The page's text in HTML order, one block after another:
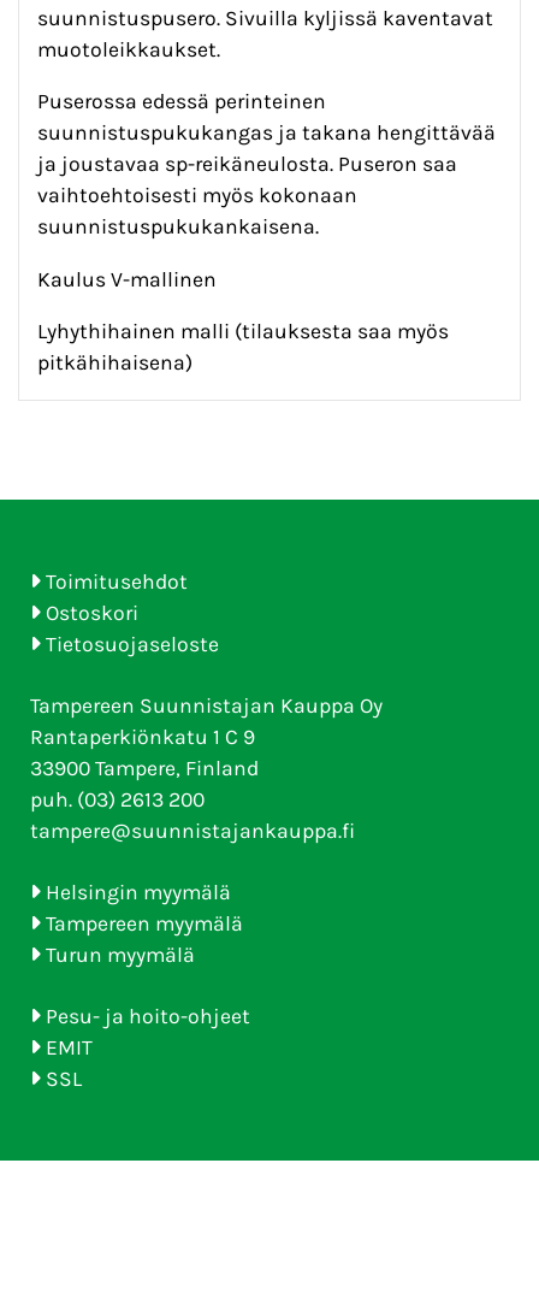
suunnistuspusero. Sivuilla kyljissä kaventavat
muotoleikkaukset.
Puserossa edessä perinteinen
suunnistuspukukangas ja takana hengittävää
ja joustavaa sp-reikäneulosta. Puseron saa
vaihtoehtoisesti myös kokonaan
suunnistuspukukankaisena.
Kaulus V-mallinen
Lyhythihainen malli (tilauksesta saa myös
pitkähihaisena)
Toimitusehdot
Ostoskori
Tietosuojaseloste
Tampereen Suunnistajan Kauppa Oy
Rantaperkiönkatu 1 C 9
33900 Tampere, Finland
puh. (03) 2613 200
tampere@suunnistajankauppa.fi
Helsingin myymälä
Tampereen myymälä
Turun myymälä
Pesu- ja hoito-ohjeet
EMIT
SSL